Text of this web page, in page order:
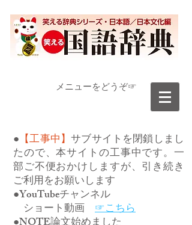
​メニューをどうぞ☞
● 【工事中】サブサイトを閉鎖しまし
たので、本サイトの工事中です。一
部ご不便おかけしますが、引き続き
ご利用をお願いします
●YouTubeチャンネル
ショート動画 ☞こちら